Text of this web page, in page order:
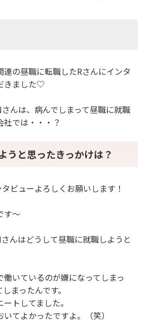
して就職活動をしてみて・・・
みて・・・
の昼職に転職したRさんにインタ
きました♡
んは、病んでしまって昼職に就職
では・・・？
うと思ったきっかけは？
ビューよろしくお願いします！
す〜
んはどうして昼職に就職しようと
働いているのが嫌になってしまっ
まったんです。
トしてました。
てよかったですよ。（笑）